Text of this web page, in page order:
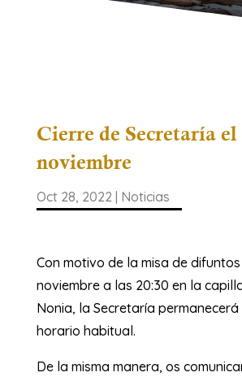
Cierre de Secretaría el
noviembre
Oct 28, 2022| Noticias
Con motivo de la misa de
noviembre a las 20:30 en la
Nonia, la Secretaría
horario habitual.
De la misma manera, os